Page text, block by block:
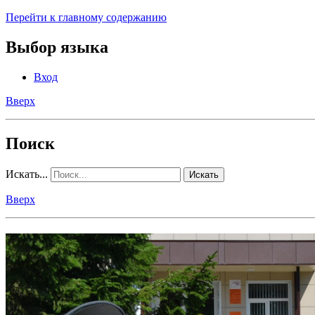
Перейти к главному содержанию
Выбор языка
Вход
Вверх
Поиск
Искать... Искать
Вверх